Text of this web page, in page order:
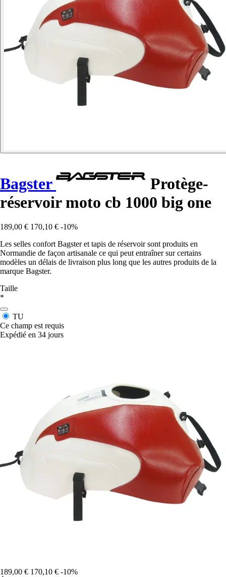
Bagster
Protège-
réservoir moto cb 1000 big one
189,00 € 170,10 € -10%
Les selles confort Bagster et tapis de réservoir sont produits en
Normandie de façon artisanale ce qui peut entraîner sur certains
modèles un délais de livraison plus long que les autres produits de la
marque Bagster.
Taille
*
TU
Ce champ est requis
Expédié en 34 jours
189,00 € 170,10 € -10%